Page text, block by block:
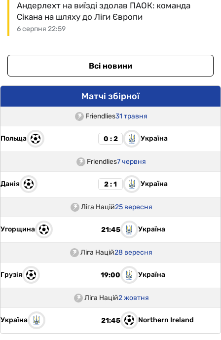
6 серпня 22:59
Андерлехт на виїзді здолав ПАОК: команда
Сікана на шляху до Ліги Європи
Всі новини
Матчі збірної
Friendlies31 травня
Польща 0 : 2 Україна
Friendlies7 червня
Данія 2 : 1 Україна
Ліга Націй25 вересня
Угорщина 21:45 Україна
Ліга Націй28 вересня
Грузія 19:00 Україна
Ліга Націй2 жовтня
Україна 21:45 Northern Ireland